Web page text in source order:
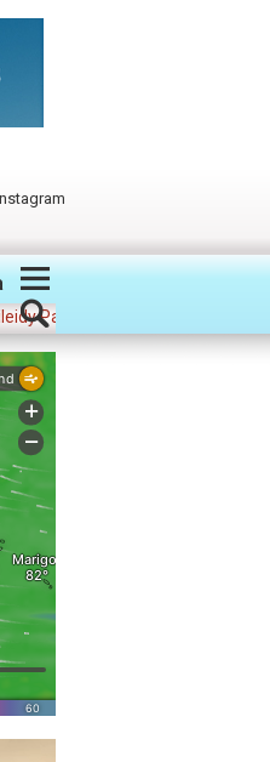
"Tu triunfo hizo vibrar a